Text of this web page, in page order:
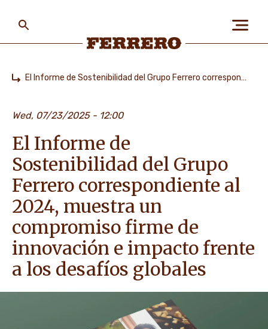
LAS PERSONAS Y EL
PLANETA
NUESTRAS MARCAS
TRABAJA CON NOSOTROS
NOTICIAS & PRENSA
main
content
El Informe de Sostenibilidad del Grupo Ferrero correspondiente al 2024, muestra un compromiso firme de innovación e impacto frente a los desafíos globales
Wed, 07/23/2025 - 12:00
El Informe de
Sostenibilidad del Grupo
Ferrero correspondiente al
2024, muestra un
compromiso firme de
innovación e impacto frente
a los desafíos globales